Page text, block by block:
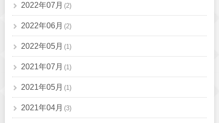
2022年07月 (2)
2022年06月 (2)
2022年05月 (1)
2021年07月 (1)
2021年05月 (1)
2021年04月 (3)